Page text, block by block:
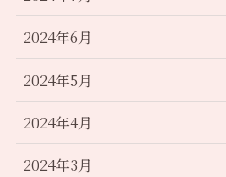
2024年6月
2024年5月
2024年4月
2024年3月